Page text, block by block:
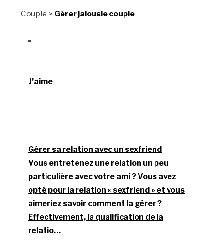
Couple > Gérer jalousie couple
J’aime
Gérer sa relation avec un sexfriend
Vous entretenez une relation un peu
particulière avec votre ami ? Vous avez
opté pour la relation « sexfriend » et vous
aimeriez savoir comment la gérer ?
Effectivement, la qualification de la
relatio…